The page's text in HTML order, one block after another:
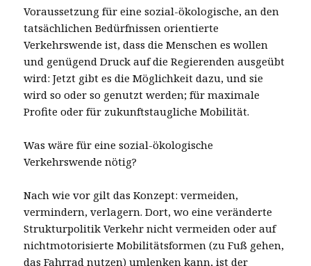
Voraussetzung für eine sozial-ökologische, an den
tatsächlichen Bedürfnissen orientierte
Verkehrswende ist, dass die Menschen es wollen
und genügend Druck auf die Regierenden ausgeübt
wird: Jetzt gibt es die Möglichkeit dazu, und sie
wird so oder so genutzt werden; für maximale
Profite oder für zukunftstaugliche Mobilität.
Was wäre für eine sozial-ökologische
Verkehrswende nötig?
Nach wie vor gilt das Konzept: vermeiden,
vermindern, verlagern. Dort, wo eine veränderte
Strukturpolitik Verkehr nicht vermeiden oder auf
nichtmotorisierte Mobilitätsformen (zu Fuß gehen,
das Fahrrad nutzen) umlenken kann, ist der